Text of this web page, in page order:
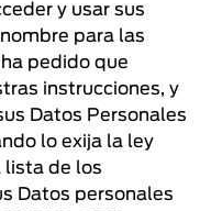
y usar sus
para las
pedido que
instrucciones, y
Datos Personales
lo exija la ley
lista de los
Datos personales